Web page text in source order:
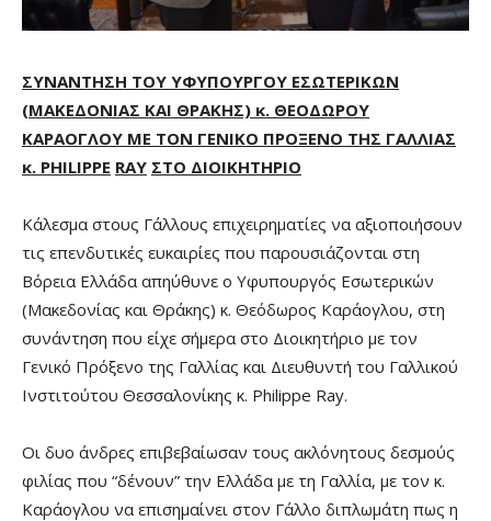
ΣΥΝΑΝΤΗΣΗ ΤΟΥ ΥΦΥΠΟΥΡΓΟΥ ΕΣΩΤΕΡΙΚΩΝ
(ΜΑΚΕΔΟΝΙΑΣ ΚΑΙ ΘΡΑΚΗΣ) κ. ΘΕΟΔΩΡΟΥ
ΚΑΡΑΟΓΛΟΥ ΜΕ ΤΟΝ ΓΕΝΙΚΟ ΠΡΟΞΕΝΟ ΤΗΣ ΓΑΛΛΙΑΣ
κ. PHILIPPE RAY ΣΤΟ ΔΙΟΙΚΗΤΗΡΙΟ
Κάλεσμα στους Γάλλους επιχειρηματίες να αξιοποιήσουν
τις επενδυτικές ευκαιρίες που παρουσιάζονται στη
Βόρεια Ελλάδα απηύθυνε ο Υφυπουργός Εσωτερικών
(Μακεδονίας και Θράκης) κ. Θεόδωρος Καράογλου, στη
συνάντηση που είχε σήμερα στο Διοικητήριο με τον
Γενικό Πρόξενο της Γαλλίας και Διευθυντή του Γαλλικού
Ινστιτούτου Θεσσαλονίκης κ. Philippe Ray.
Οι δυο άνδρες επιβεβαίωσαν τους ακλόνητους δεσμούς
φιλίας που “δένουν” την Ελλάδα με τη Γαλλία, με τον κ.
Καράογλου να επισημαίνει στον Γάλλο διπλωμάτη πως η